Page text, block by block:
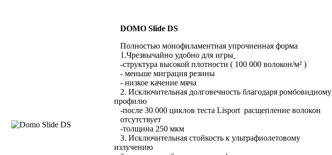
DOMO Slide DS
Полностью монофиламентная упрочненная форма
1.Чрезвычайно удобно для игры
-структура высокой плотности ( 100 000 волокон/м² )
- меньше миграция резины
- низкое качение мяча
2. Исключительная долговечность благодаря ромбовидному
профилю
-после 30 000 циклов теста Lisport расщепление волокон
отсутствует
-толщина 250 мкм
3. Исключительная стойкость к ультрафиолетовому
излучению